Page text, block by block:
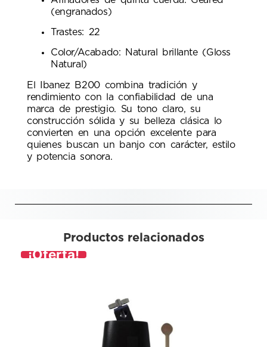
(engranados)
Trastes: 22
Color/Acabado: Natural brillante (Gloss
Natural)
El Ibanez B200 combina tradición y
rendimiento con la confiabilidad de una
marca de prestigio. Su tono claro, su
construcción sólida y su belleza clásica lo
convierten en una opción excelente para
quienes buscan un banjo con carácter, estilo
y potencia sonora.
Productos relacionados
¡Oferta!